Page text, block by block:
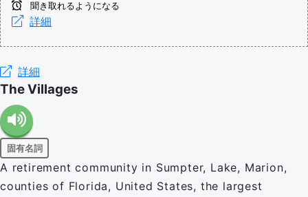
聞き取れるようになる
詳細
詳細
The Villages
固有名詞
A retirement community in Sumpter, Lake, Marion,
counties of Florida, United States, the largest